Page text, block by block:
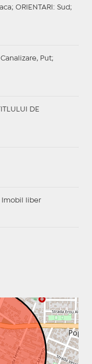
ORIENTARI : Sud;
Put;
DE
Imobil liber